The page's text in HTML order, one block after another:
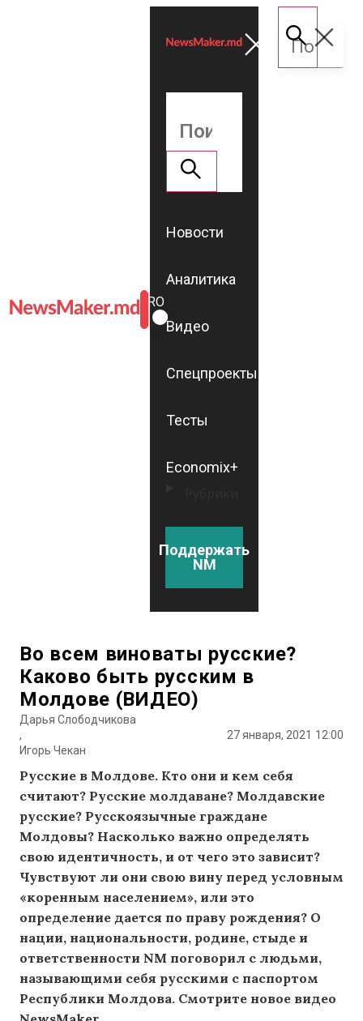
ROMÂNĂ
RU
Новости
Аналитика
Видео
Спецпроекты
Тесты
Economix+
Поддержать
NM
Во всем виноваты русские?
Каково быть русским в
Молдове (ВИДЕО)
Дарья Слободчикова
,
Игорь Чекан
27 января, 2021 12:00
Русские в Молдове. Кто они и кем себя
считают? Русские молдаване? Молдавские
русские? Русскоязычные граждане
Молдовы? Насколько важно определять
свою идентичность, и от чего это зависит?
Чувствуют ли они свою вину перед условным
«коренным населением», или это
определение дается по праву рождения? О
нации, национальности, родине, стыде и
ответственности NM поговорил с людьми,
называющими себя русскими с паспортом
Республики Молдова. Смотрите новое видео